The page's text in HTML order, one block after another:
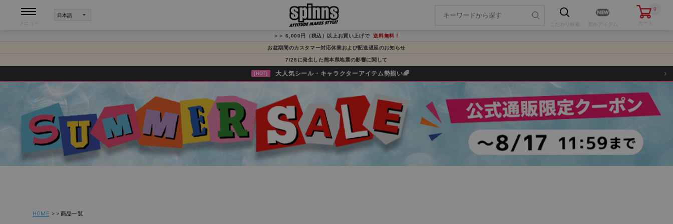
こだわり 検索
0
カート
＞＞ 6,000円（税込）以上お買い上げで送料無料！
お盆期間のカスタマー対応休業および配送遅延のお知らせ
7/28に発生した熊本県地震の影響に関して
[HOT] 大人気シール・キャラクターアイテム勢揃い🌈 ›
HOME 商品一覧